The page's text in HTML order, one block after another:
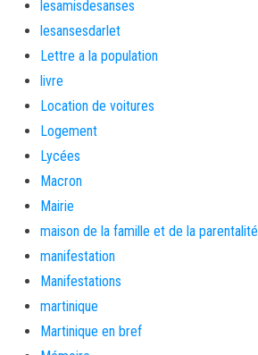
lesamisdesanses
lesansesdarlet
Lettre a la population
livre
Location de voitures
Logement
Lycées
Macron
Mairie
maison de la famille et de la parentalité
manifestation
Manifestations
martinique
Martinique en bref